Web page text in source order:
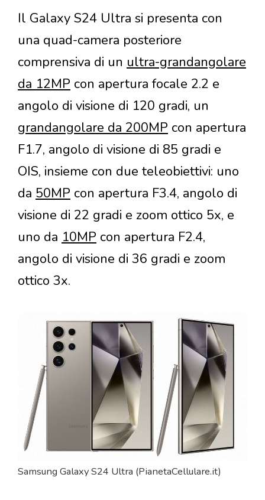
Il Galaxy S24 Ultra si presenta con
una quad-camera posteriore
comprensiva di un ultra-grandangolare
da 12MP con apertura focale 2.2 e
angolo di visione di 120 gradi, un
grandangolare da 200MP con apertura
F1.7, angolo di visione di 85 gradi e
OIS, insieme con due teleobiettivi: uno
da 50MP con apertura F3.4, angolo di
visione di 22 gradi e zoom ottico 5x, e
uno da 10MP con apertura F2.4,
angolo di visione di 36 gradi e zoom
ottico 3x.
Samsung Galaxy S24 Ultra (PianetaCellulare.it)